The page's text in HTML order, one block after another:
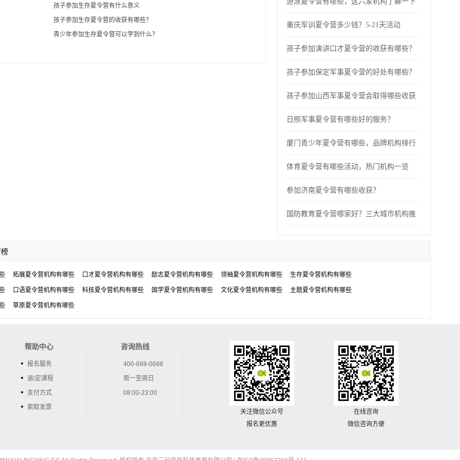
孩子参加生存夏令营有什么意义
孩子参加生存夏令营的收获有哪些？
青少年参加生存夏令营可以学到什么？
重庆军训夏令营多少钱？5-21天活动
孩子参加演讲口才夏令营的收获有哪些？
孩子参加保定军事夏令营的好处有哪些？
孩子参加山西军事夏令营会取得哪些收获
日照军事夏令营有哪些好的服务？
厦门青少年夏令营有哪些，品牌机构排行
体育夏令营有哪些活动，热门机构一览
参加济南夏令营有哪些收获？
国防教育夏令营哪家好？三大城市机构推
拓展夏令营机构有哪些 口才夏令营机构有哪些 励志夏令营机构有哪些 领袖夏令营机构有哪些 生存夏令营机构有哪些
口语夏令营机构有哪些 科技夏令营机构有哪些 国学夏令营机构有哪些 文化夏令营机构有哪些 主题夏令营机构有哪些
草原夏令营机构有哪些
帮助中心
报名服务
退/定课程
支付方式
索取发票
咨询热线
400-688-0688
周一至周日
08:00-23:00
关注微信公众号
报名更优惠
在线咨询
微信咨询方便